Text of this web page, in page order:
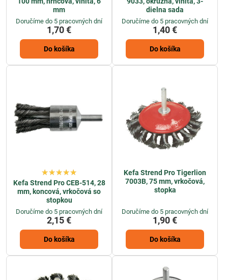
mm
Doručíme do 5 pracovných dní
1,70 €
Do košíka
dielna sada
Doručíme do 5 pracovných dní
1,40 €
Do košíka
Kefa Strend Pro CEB-514, 28
mm, koncová, vrkočová so
stopkou
Doručíme do 5 pracovných dní
2,15 €
Do košíka
Kefa Strend Pro Tigerlion
7003B, 75 mm, vrkočová,
stopka
Doručíme do 5 pracovných dní
1,90 €
Do košíka